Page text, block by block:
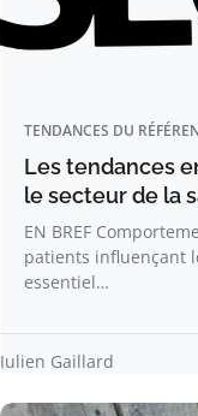
TENDANCES DU
Les tendances
le secteur de la
EN BREF
patients influençant
essentiel…
Julien Gaillard